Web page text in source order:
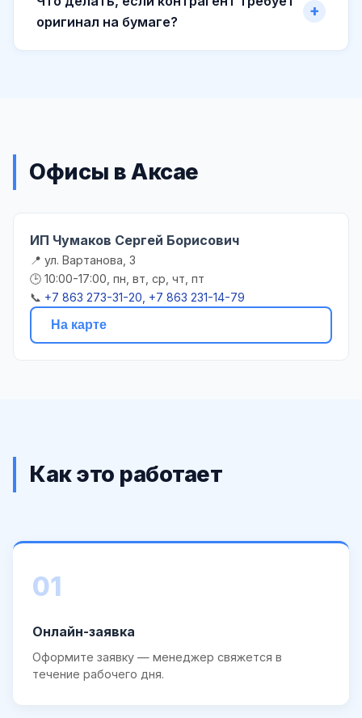
оригинал на бумаге?
Офисы в Аксае
ИП Чумаков Сергей Борисович
📍 ул. Вартанова, 3
🕒 10:00-17:00, пн, вт, ср, чт, пт
📞 +7 863 273-31-20, +7 863 231-14-79
На карте
Как это работает
01
Онлайн-заявка
Оформите заявку — менеджер свяжется в
течение рабочего дня.